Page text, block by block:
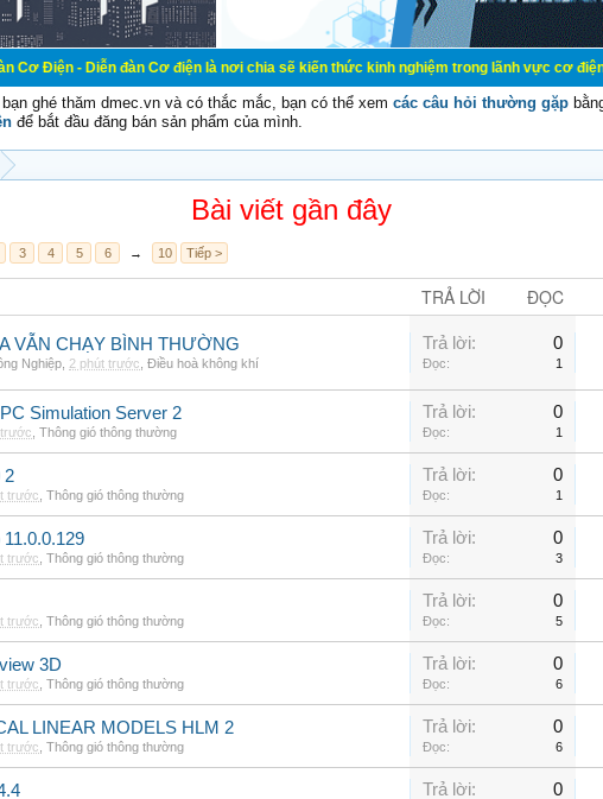
- Diễn đàn Cơ điện là nơi chia sẽ kiến thức kinh nghiệm trong lãnh vực cơ điện,
ghé thăm dmec.vn và có thắc mắc, bạn có thể xem các câu hỏi thường gặp
để bắt đầu đăng bán sản phẩm của mình.
Bài viết gần đây
3 4 5 6 → 10 Tiếp >
TRẢ LỜI ĐỌC
VẪN CHẠY BÌNH THƯỜNG
Nghiệp 2 phút trước Điều hoà không khí
Trả lời: 0
Đọc: 1
Simulation Server 2
Thông gió thông thường
Trả lời: 0
Đọc: 1
2
trước Thông gió thông thường
Trả lời: 0
Đọc: 1
trước Thông gió thông thường
Trả lời: 0
Đọc: 3
trước Thông gió thông thường
Trả lời: 0
Đọc: 5
3D
trước Thông gió thông thường
Trả lời: 0
Đọc: 6
LINEAR MODELS HLM 2
trước Thông gió thông thường
Trả lời: 0
Đọc: 6
Trả lời: 0